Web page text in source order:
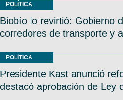
POLÍTICA
Biobío lo revirtió: Gobierno
corredores de transporte y
POLÍTICA
Presidente Kast anunció
destacó aprobación de Ley